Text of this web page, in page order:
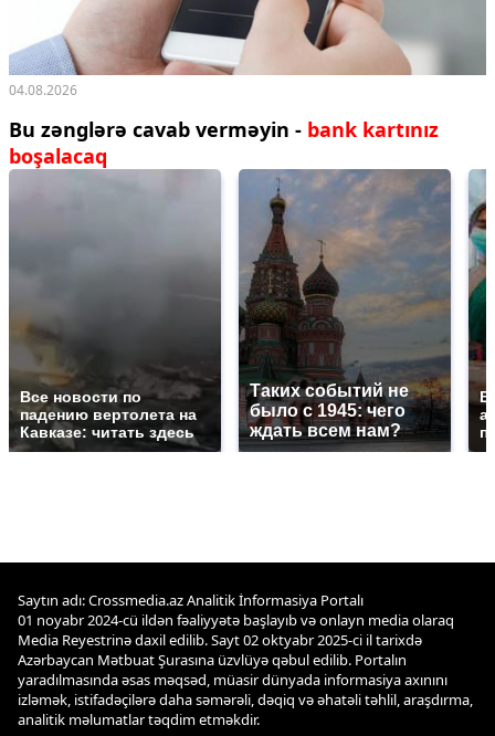
04.08.2026
Bu zənglərə cavab verməyin - bank kartınız
boşalacaq
Все новости по
падению вертолета на
Кавказе: читать здесь
Таких событий не
было с 1945: чего
ждать всем нам?
В
Saytın adı: Crossmedia.az Analitik İnformasiya Portalı
01 noyabr 2024-cü ildən fəaliyyətə başlayıb və onlayn media olaraq
Media Reyestrinə daxil edilib. Sayt 02 oktyabr 2025-ci il tarixdə
Azərbaycan Mətbuat Şurasına üzvlüyə qəbul edilib. Portalın
yaradılmasında əsas məqsəd, müasir dünyada informasiya axınını
izləmək, istifadəçilərə daha səmərəli, dəqiq və əhatəli təhlil, araşdırma,
analitik məlumatlar təqdim etməkdir.